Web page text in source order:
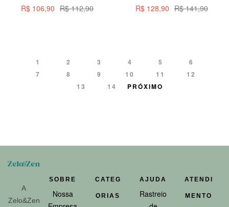
Oxford Duna 20cm
R$112,90
R$ 106,90
200ML
R$141,90
R$ 128,90
1 2 3 4 5
6
7
8 9 10 11
12
13
14 PRÓXIMO
A
Zelo&Zen
SOBRE
Nossa
CATEG
ORIAS
AJUDA
Rastreio
ATENDI
MENTO